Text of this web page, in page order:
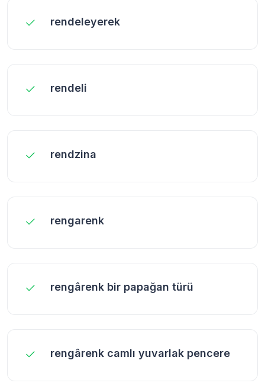
rendeleyerek
rendeli
rendzina
rengarenk
rengârenk bir papağan türü
rengârenk camlı yuvarlak pencere